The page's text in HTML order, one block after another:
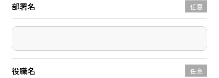
部署名 任意
役職名 任意